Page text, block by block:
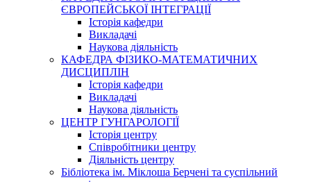
ЄВРОПЕЙСЬКОЇ ІНТЕГРАЦІЇ
Історія кафедри
Викладачі
Наукова діяльність
КАФЕДРА ФІЗИКО-МАТЕМАТИЧНИХ
ДИСЦИПЛІН
Історія кафедри
Викладачі
Наукова діяльність
ЦЕНТР ГУНГАРОЛОГІЇ
Історія центру
Співробітники центру
Діяльність центру
Бібліотека ім. Міклоша Берчені та суспільний